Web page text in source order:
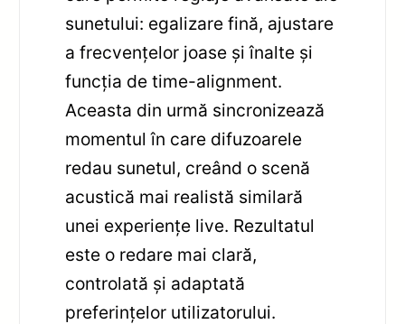
sunetului: egalizare fină, ajustare
a frecvențelor joase și înalte și
funcția de time-alignment.
Aceasta din urmă sincronizează
momentul în care difuzoarele
redau sunetul, creând o scenă
acustică mai realistă similară
unei experiențe live. Rezultatul
este o redare mai clară,
controlată și adaptată
preferințelor utilizatorului.